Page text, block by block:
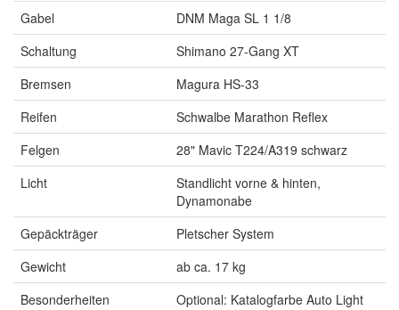
Gabel
DNM Maga SL 1 1/8
Schaltung
Shimano 27-Gang XT
Bremsen
Magura HS-33
Reifen
Schwalbe Marathon Reflex
Felgen
28" Mavic T224/A319 schwarz
Licht
Standlicht vorne & hinten,
Dynamonabe
Gepäckträger
Pletscher System
Gewicht
ab ca. 17 kg
Besonderheiten
Optional: Katalogfarbe Auto Light